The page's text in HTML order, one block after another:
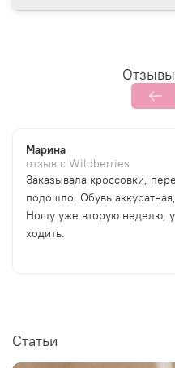
Марина
отзыв с Wildberries
Заказывала кроссовки,
подошло. Обувь
Ношу уже вторую неделю,
ходить.
Статьи